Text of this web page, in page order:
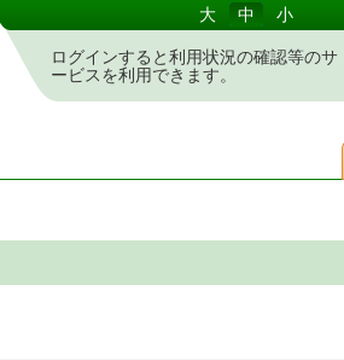
大 中 小
ログインすると利用状況の確認等のサ
ービスを利用できます。